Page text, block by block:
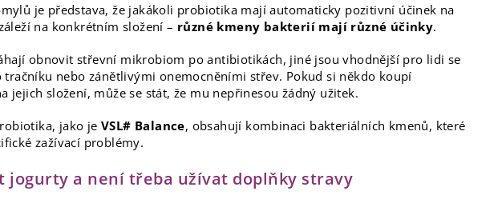
je představa, že jakákoli probiotika mají automaticky pozitivní účinek na
na konkrétním složení – různé kmeny bakterií mají různé účinky.
obnovit střevní mikrobiom po antibiotikách, jiné jsou vhodnější pro lidi se
nebo zánětlivými onemocněními střev. Pokud si někdo koupí
jejich složení, může se stát, že mu nepřinesou žádný užitek.
jako je VSL# Balance, obsahují kombinaci bakteriálních kmenů, které
zažívací problémy.
jogurty a není třeba užívat doplňky stravy